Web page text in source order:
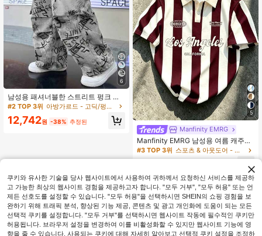
6
남성용 패셔너블한 스트리트 펑크 스
타일 전체 위장 프린트 스웨트팬츠, 필
패션 와이드 레그 팬츠
#2 TOP 3위 아방가르드 - 고딕/펑크 남성 바지
12,742원 -38% 추정된
5
Manfinity EMRG
Manfinity EMRG 남성용 여름 캐주얼
컬러블록 스트라이프 폴로 셔츠
#3 TOP 3위 스포츠 & 아웃도어 - 축구 스타일 남성 폴로 셔츠
쿠키와 유사한 기술을 당사 웹사이트에서 사용하여 귀하께서 요청하신 서비스를 제공하
고 가능한 최상의 웹사이트 경험을 제공하고자 합니다. "모두 거부", "모두 허용" 또는 언
제든 선호도를 설정할 수 있습니다. "모두 허용"을 선택하시면 SHEIN의 쇼핑 경험을 보
완하기 위해 트래픽 분석, 향상된 기능 제공, 콘텐츠 및 광고 개인화에 도움이 되는 모든
선택적 쿠키를 설정합니다. "모두 거부"를 선택하시면 웹사이트 작동에 필수적인 쿠키만
허용됩니다. 브라우저 설정을 변경하여 이를 비활성화할 수 있지만 웹사이트 기능에 영
향을 줄 수 있습니다. 사용되는 쿠키에 대해 자세히 알아보고 선택적 쿠키 설정을 조정하